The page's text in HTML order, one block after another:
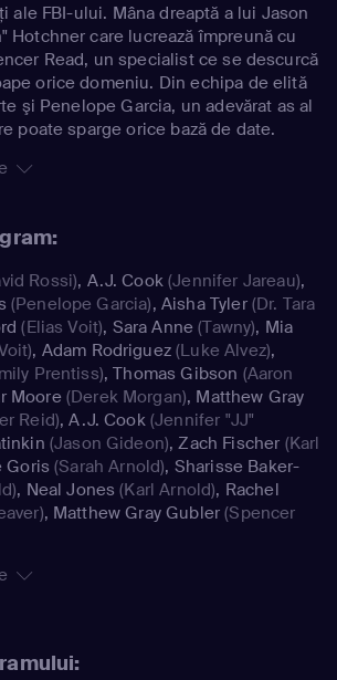
ale FBI-ului. Mâna dreaptă a lui Jason
Hotchner care lucrează împreună cu
Read, un specialist ce se descurcă
orice domeniu. Din echipa de elită
şi Penelope Garcia, un adevărat as al
poate sparge orice bază de date.
Rossi), A.J. Cook(Jennifer Jareau),
(Penelope Garcia), Aisha Tyler(Dr. Tara
(Elias Voit), Sara Anne (Tawny), Mia
, Adam Rodriguez(Luke Alvez),
Prentiss),Thomas Gibson (Aaron
Moore (Derek Morgan), Matthew Gray
Reid),A.J. Cook(Jennifer "JJ"
(Jason Gideon),Zach Fischer (Karl
Goris (Sarah Arnold), Sharisse Baker-
, Neal Jones (Karl Arnold), Rachel
, Matthew Gray Gubler (Spencer